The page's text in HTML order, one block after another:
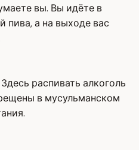
вы. Вы идёте в
пива, а на выходе вас
распивать алкоголь
в мусульманском